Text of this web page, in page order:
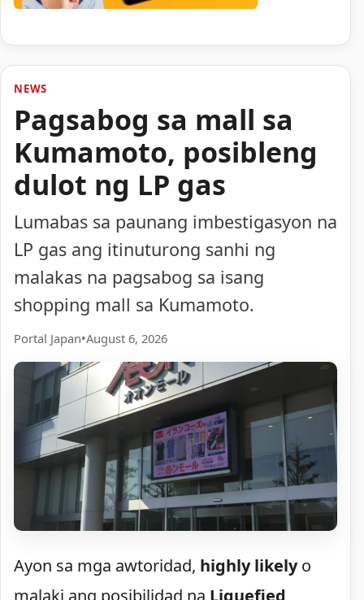
NEWS
Pagsabog sa mall sa
Kumamoto, posibleng
dulot ng LP gas
Lumabas sa paunang imbestigasyon na
LP gas ang itinuturong sanhi ng
malakas na pagsabog sa isang
shopping mall sa Kumamoto.
Portal Japan•August 6, 2026
Ayon sa mga awtoridad, highly likelyo